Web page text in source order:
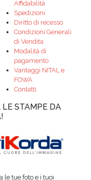
Affidabilità
Spedizioni
Diritto di recesso
Condizioni Generali
di Vendita
Modalità di
pagamento
Vantaggi NITAL e
FOWA
Contatti
LE STAMPE DA
le tue foto e i tuoi